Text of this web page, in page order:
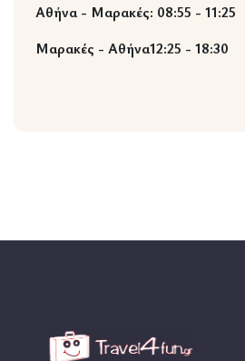
Αθήνα - Μαρακές: 08:55 - 11:25
Μαρακές - Αθήνα12:25 - 18:30